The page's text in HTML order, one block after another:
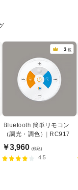
3 位
Bluetooth 簡単リモコン
（調光・調色）| RC917
￥3,960 (税込)
4.5